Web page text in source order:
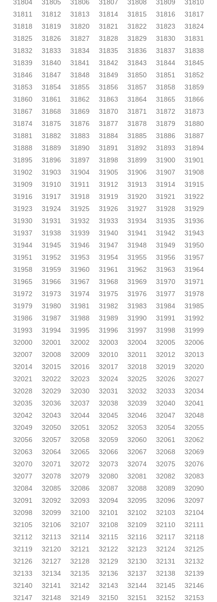
31804 31805 31806 31807 31808 31809
31810
31811
31812 31813 31814 31815 31816
31817
31818
31819 31820 31821 31822 31823
31824
31825
31826 31827 31828 31829 31830
31831
31832
31833 31834 31835 31836 31837
31838
31839
31840 31841 31842 31843 31844
31845
31846
31847 31848 31849 31850 31851
31852
31853
31854 31855 31856 31857 31858
31859
31860
31861 31862 31863 31864 31865
31866
31867
31868 31869 31870 31871 31872
31873
31874
31875 31876 31877 31878 31879
31880
31881
31882 31883 31884 31885 31886
31887
31888
31889 31890 31891 31892 31893
31894
31895
31896 31897 31898 31899 31900
31901
31902
31903 31904 31905 31906 31907
31908
31909
31910 31911 31912 31913 31914
31915
31916
31917 31918 31919 31920 31921
31922
31923
31924 31925 31926 31927 31928
31929
31930
31931 31932 31933 31934 31935
31936
31937
31938 31939 31940 31941 31942
31943
31944
31945 31946 31947 31948 31949
31950
31951
31952 31953 31954 31955 31956
31957
31958
31959 31960 31961 31962 31963
31964
31965
31966 31967 31968 31969 31970
31971
31972
31973 31974 31975 31976 31977
31978
31979
31980 31981 31982 31983 31984
31985
31986
31987 31988 31989 31990 31991
31992
31993
31994 31995 31996 31997 31998
31999
32000
32001 32002 32003 32004 32005
32006
32007
32008 32009 32010 32011 32012
32013
32014
32015 32016 32017 32018 32019
32020
32021
32022 32023 32024 32025 32026
32027
32028
32029 32030 32031 32032 32033
32034
32035
32036 32037 32038 32039 32040
32041
32042
32043 32044 32045 32046 32047
32048
32049
32050 32051 32052 32053 32054
32055
32056
32057 32058 32059 32060 32061
32062
32063
32064 32065 32066 32067 32068
32069
32070
32071 32072 32073 32074 32075
32076
32077
32078 32079 32080 32081 32082
32083
32084
32085 32086 32087 32088 32089
32090
32091
32092 32093 32094 32095 32096
32097
32098
32099 32100 32101 32102 32103
32104
32105
32106 32107 32108 32109 32110
32111
32112
32113 32114 32115 32116 32117
32118
32119
32120 32121 32122 32123 32124
32125
32126
32127 32128 32129 32130 32131
32132
32133
32134 32135 32136 32137 32138
32139
32140
32141 32142 32143 32144 32145
32146
32147
32148 32149 32150 32151 32152
32153